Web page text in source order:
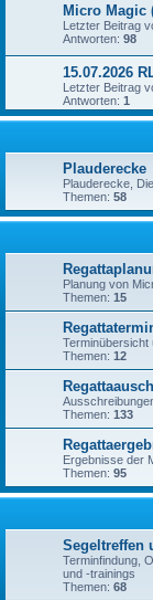
Micro Magic
Letzter Beitrag
Antworten: 98
15.07.2026
Letzter Beitrag
Antworten: 1
Plauderecke
Plauderecke,
Themen: 58
Planung von
Themen: 15
Terminübersicht
Themen: 12
Themen: 133
Ergebnisse der
Themen: 95
Segeltreffen
Terminfindung,
und -trainings
Themen: 68